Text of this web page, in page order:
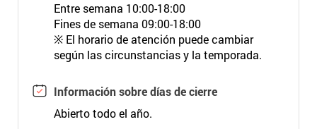
Entre semana 10:00-18:00
Fines de semana 09:00-18:00
※ El horario de atención puede cambiar
según las circunstancias y la temporada.
Información sobre días de cierre
Abierto todo el año.